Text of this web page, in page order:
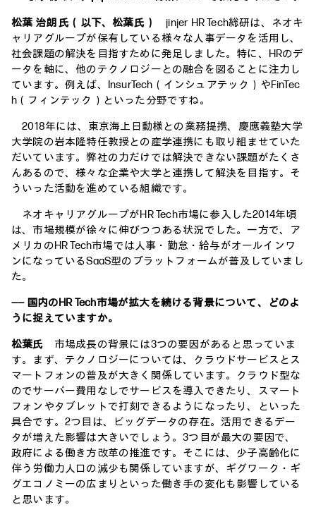
松葉 治朗 氏（以下、松葉氏）
jinjer HR Tech総研は、ネオキ
ャリアグループが保有している様々な人事データを活用し、
社会課題の解決を目指すために発足しました。特に、HRのデ
ータを軸に、他のテクノロジーとの融合を図ることに注力し
ています。例えば、InsurTech（インシュアテック）やFinTec
h（フィンテック）といった分野ですね。
2018年には、東京海上日動様との業務提携、慶應義塾大学
大学院の岩本隆特任教授との産学連携にも取り組ませていた
だいています。弊社の力だけでは解決できない課題がたくさ
んあるので、様々な企業や大学と連携して解決を目指す。そ
ういった活動を進めている組織です。
ネオキャリアグループがHR Tech市場に参入した2014年頃
は、市場規模が徐々に伸びつつある状況でした。一方で、ア
メリカのHR Tech市場では人事・勤怠・給与がオールインワ
ンになっているSaaS型のプラットフォームが普及していまし
た。
―― 国内のHR Tech市場が拡大を続ける背景について、どのよ
うに捉えていますか。
松葉氏 市場成長の背景には3つの要因があると思っていま
す。まず、テクノロジーについては、クラウドサービスとス
マートフォンの普及が大きく関係しています。クラウド型な
のでサーバー費用なしでサービスを導入できたり、スマート
フォンやタブレットで打刻できるようになったり、といった
具合です。2つ目は、ビッグデータの存在。活用できるデー
タが増えた影響は大きいでしょう。3つ目が最大の要因で、
政府による働き方改革の推進です。そこには、少子高齢化に
伴う労働力人口の減少も関係していますが、ギグワーク・ギ
グエコノミーの広まりといった働き手の変化も影響している
と思います。